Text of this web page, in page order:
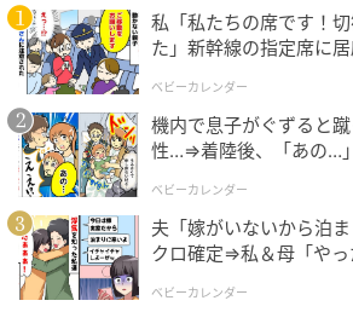
私「私たちの席です！
た」新幹線の指定席に
ベビーカレンダー
機内で息子がぐずると
性…⇒着陸後、「あの…
ベビーカレンダー
夫「嫁がいないから泊
クロ確定⇒私＆母「や
ベビーカレンダー